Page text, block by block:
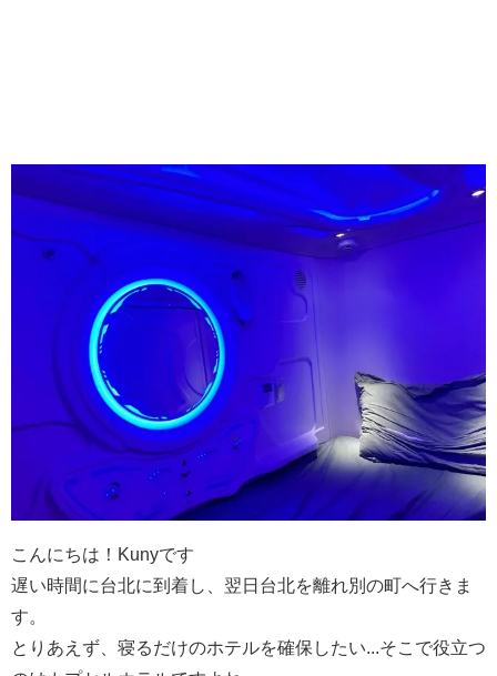
こんにちは！Kunyです
遅い時間に台北に到着し、翌日台北を離れ別の町へ行きま
す。
とりあえず、寝るだけのホテルを確保したい...そこで役立つ